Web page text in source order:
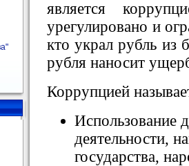
является
урегулировано и
кто украл рубль из
рубля наносит
Коррупцией
Использование
деятельности,
государства,